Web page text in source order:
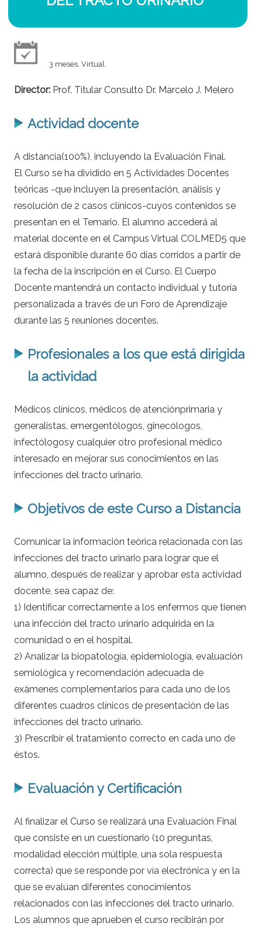
3 meses. Virtual.
Director: Prof. Titular Consulto Dr. Marcelo J. Melero
Actividad docente
A distancia(100%), incluyendo la Evaluación Final.
El Curso se ha dividido en 5 Actividades Docentes
teóricas -que incluyen la presentación, análisis y
resolución de 2 casos clínicos-cuyos contenidos se
presentan en el Temario. El alumno accederá al
material docente en el Campus Virtual COLMED5 que
estará disponible durante 60 días corridos a partir de
la fecha de la inscripción en el Curso. El Cuerpo
Docente mantendrá un contacto individual y tutoría
personalizada a través de un Foro de Aprendizaje
durante las 5 reuniones docentes.
Profesionales a los que está dirigida
la actividad
Médicos clínicos, médicos de atenciónprimaria y
generalistas, emergentólogos, ginecólogos,
infectólogosy cualquier otro profesional médico
interesado en mejorar sus conocimientos en las
infecciones del tracto urinario.
Objetivos de este Curso a Distancia
Comunicar la información teórica relacionada con las
infecciones del tracto urinario para lograr que el
alumno, después de realizar y aprobar esta actividad
docente, sea capaz de:
1) Identificar correctamente a los enfermos que tienen
una infección del tracto urinario adquirida en la
comunidad o en el hospital.
2) Analizar la biopatología, epidemiología, evaluación
semiológica y recomendación adecuada de
exámenes complementarios para cada uno de los
diferentes cuadros clínicos de presentación de las
infecciones del tracto urinario.
3) Prescribir el tratamiento correcto en cada uno de
éstos.
Evaluación y Certificación
Al finalizar el Curso se realizará una Evaluación Final
que consiste en un cuestionario (10 preguntas,
modalidad elección múltiple, una sola respuesta
correcta) que se responde por vía electrónica y en la
que se evalúan diferentes conocimientos
relacionados con las infecciones del tracto urinario.
Los alumnos que aprueben el curso recibirán por